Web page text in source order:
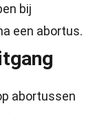
bij
een abortus.
abortussen